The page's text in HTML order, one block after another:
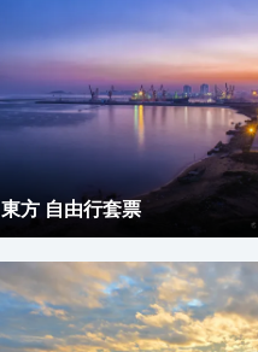
東方 自由行套票